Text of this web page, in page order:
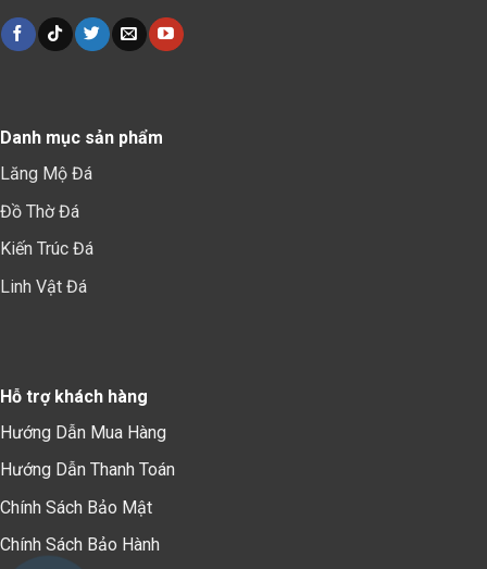
Danh mục sản phẩm
Lăng Mộ Đá
Đồ Thờ Đá
Kiến Trúc Đá
Linh Vật Đá
Hỗ trợ khách hàng
Hướng Dẫn Mua Hàng
Hướng Dẫn Thanh Toán
Chính Sách Bảo Mật
Chính Sách Bảo Hành